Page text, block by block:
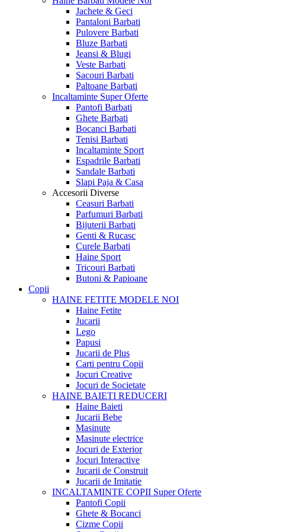
Jachete & Geci
Pantaloni Barbati
Pulovere Barbati
Bluze Barbati
Jeansi & Blugi
Veste Barbati
Sacouri Barbati
Paltoane Barbati
Incaltaminte Super Oferte
Pantofi Barbati
Ghete Barbati
Bocanci Barbati
Tenisi Barbati
Incaltaminte Sport
Espadrile Barbati
Sandale Barbati
Slapi Paja & Casa
Accesorii Diverse
Ceasuri Barbati
Parfumuri Barbati
Bijuterii Barbati
Genti & Rucasc
Curele Barbati
Haine Sport
Tricouri Barbati
Butoni & Papioane
Copii
HAINE FETITE MODELE NOI
Haine Fetite
Jucarii
Lego
Papusi
Jucarii de Plus
Carti pentru Copii
Jocuri Creative
Jocuri de Societate
HAINE BAIETI REDUCERI
Haine Baieti
Jucarii Bebe
Masinute
Masinute electrice
Jocuri de Exterior
Jocuri Interactive
Jucarii de Construit
Jucarii de Imitatie
INCALTAMINTE COPII Super Oferte
Pantofi Copii
Ghete & Bocanci
Cizme Copii